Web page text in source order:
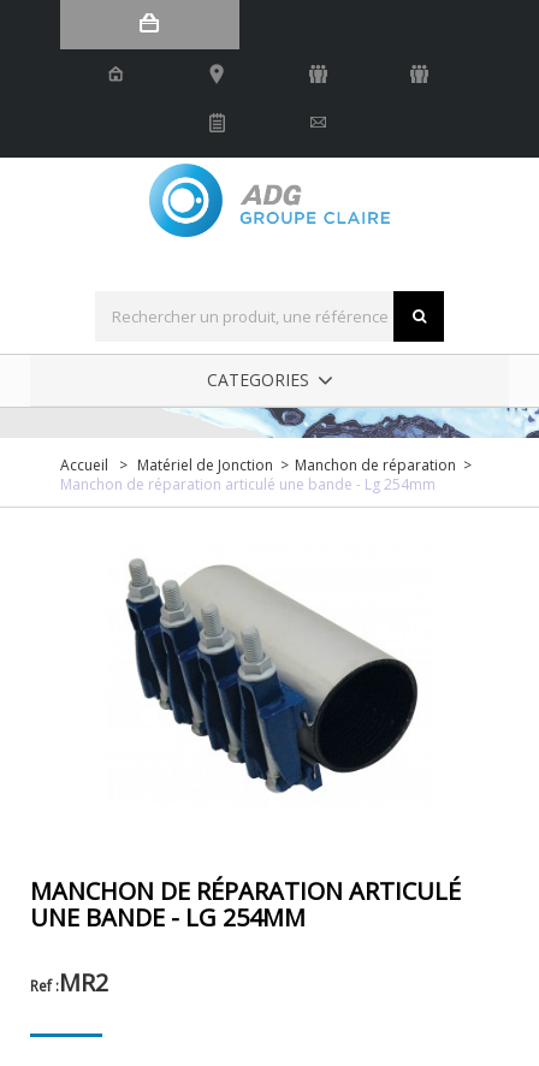
CATEGORIES
Accueil > Matériel de Jonction > Manchon de réparation >
Manchon de réparation articulé une bande - Lg 254mm
MANCHON DE RÉPARATION ARTICULÉ
UNE BANDE - LG 254MM
Ref :MR2